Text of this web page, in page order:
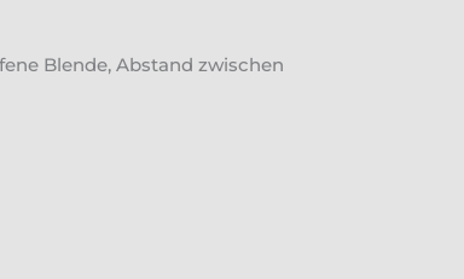
Blende, Abstand zwischen